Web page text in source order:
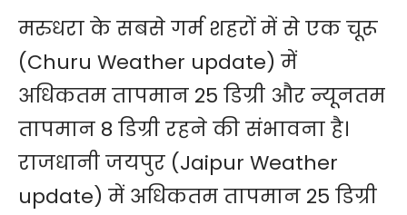
मरुधरा के सबसे गर्म शहरों में से एक चूरू
(Churu Weather update) में
अधिकतम तापमान 25 डिग्री और न्यूनतम
तापमान 8 डिग्री रहने की संभावना है।
राजधानी जयपुर (Jaipur Weather
update) में अधिकतम तापमान 25 डिग्री